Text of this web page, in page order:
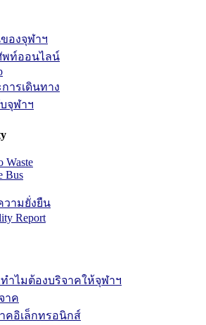
องจุฬาฯ
พท์ออนไลน์
ารเดินทาง
จุฬาฯ
Waste
Bus
วามยั่งยืน
Report
ำไมต้องบริจาคให้จุฬาฯ
าค
คอิเล็กทรอนิกส์